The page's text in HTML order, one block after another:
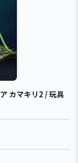
カマキリ2 / 玩具